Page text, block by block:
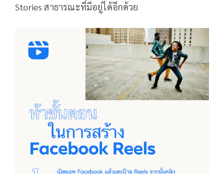
Stories สาธารณะที่มีอยู่ได้อีกด้วย